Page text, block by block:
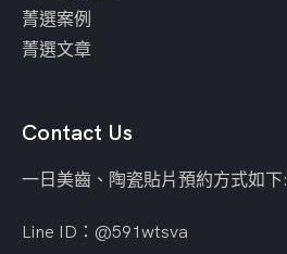
菁選案例
菁選文章
Contact Us
一日美齒、陶瓷貼片預約方式如下:
Line ID：@591wtsva